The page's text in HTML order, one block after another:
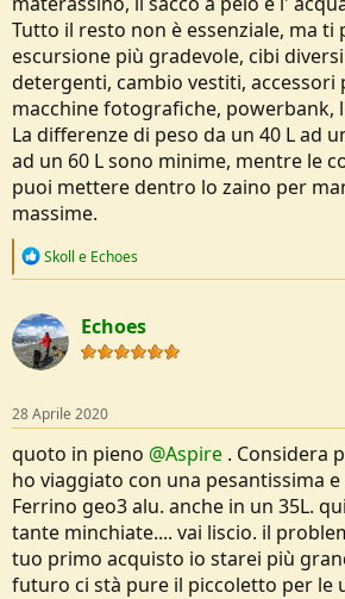
Tutto il resto non è essenziale, ma ti
escursione più gradevole, cibi
detergenti, cambio vestiti, accessori
macchine fotografiche, powerbank,
La differenze di peso da un 40 L ad
ad un 60 L sono minime, mentre le
puoi mettere dentro lo zaino per
massime.
R
c
t
i
o
s
:
Skoll e Echoes
Echoes
28 Aprile 2020
quoto in pieno @Aspire . Considera
ho viaggiato con una pesantissima
Ferrino geo3 alu. anche in un 35L.
tante minchiate.... vai liscio. il
tuo primo acquisto io starei più
futuro ci stà pure il piccoletto per le